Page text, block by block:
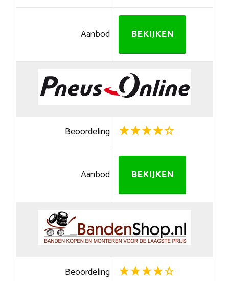
Aanbod BEKIJKEN
Beoordeling
Aanbod BEKIJKEN
Beoordeling